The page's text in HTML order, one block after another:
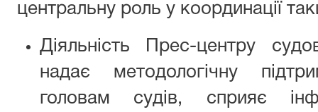
центральну роль у координації
Діяльність Прес-центру
надає методологічну
головам судів, сприяє